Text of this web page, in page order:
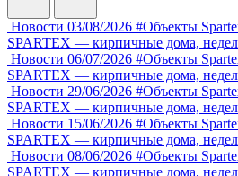
Новости 03/08/2026 #Объекты
SPARTEX — кирпичные дома,
Новости 06/07/2026 #Объекты
SPARTEX — кирпичные дома,
Новости 29/06/2026 #Объекты
SPARTEX — кирпичные дома,
Новости 15/06/2026 #Объекты
SPARTEX — кирпичные дома,
Новости 08/06/2026 #Объекты
SPARTEX — кирпичные дома,